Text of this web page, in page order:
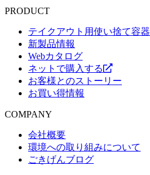
PRODUCT
テイクアウト用使い捨て容器
新製品情報
Webカタログ
ネットで購入する
お客様とのストーリー
お買い得情報
COMPANY
会社概要
環境への取り組みについて
ごきげんブログ